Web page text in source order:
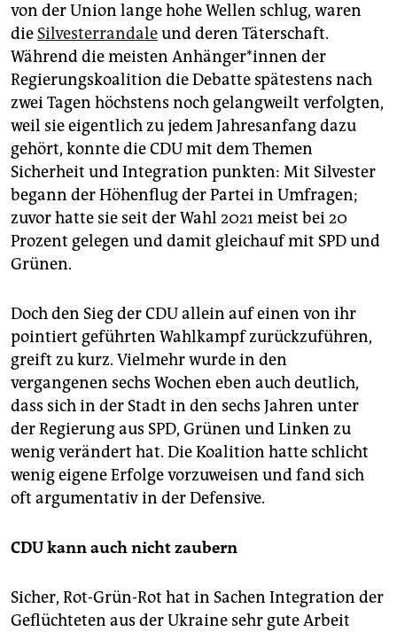
von der Union lange hohe Wellen schlug, waren
die Silvesterrandaleund deren Täterschaft.
Während die meisten An­hän­ge­r*in­nen der
Regierungskoalition die Debatte spätestens nach
zwei Tagen höchstens noch gelangweilt verfolgten,
weil sie eigentlich zu jedem Jahresanfang dazu
gehört, konnte die CDU mit dem Themen
Sicherheit und Integration punkten: Mit Silvester
begann der Höhenflug der Partei in Umfragen;
zuvor hatte sie seit der Wahl 2021 meist bei 20
Prozent gelegen und damit gleichauf mit SPD und
Grünen.
Doch den Sieg der CDU allein auf einen von ihr
pointiert geführten Wahlkampf zurückzuführen,
greift zu kurz. Vielmehr wurde in den
vergangenen sechs Wochen eben auch deutlich,
dass sich in der Stadt in den sechs Jahren unter
der Regierung aus SPD, Grünen und Linken zu
wenig verändert hat. Die Koalition hatte schlicht
wenig eigene Erfolge vorzuweisen und fand sich
oft argumentativ in der Defensive.
CDU kann auch nicht zaubern
Sicher, Rot-Grün-Rot hat in Sachen Integration der
Geflüchteten aus der Ukraine sehr gute Arbeit